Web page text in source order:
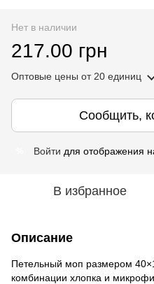
Нет в наличии
217.00 грн
Оптовые цены от 20 единиц
Сообщить,
Войти для отображения
В избранное
Описание
Петельный моп размером
комбинации хлопка и